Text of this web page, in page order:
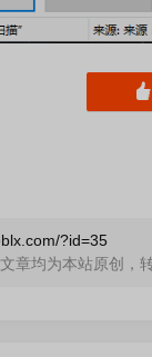
󰄼
?id=35
章均为本站原创，